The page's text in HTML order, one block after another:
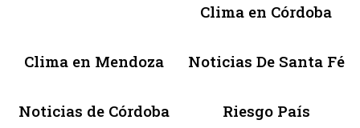
Clima en Córdoba
Clima en Mendoza Noticias De Santa Fé
Noticias de Córdoba Riesgo País